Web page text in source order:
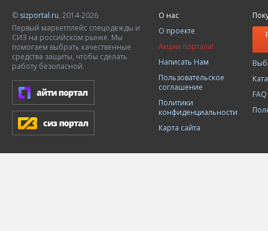
© sizportal.ru, 2014-2026
Первый маркетплейс спецодежды и
СИЗ на российском рынке. Мы
помогаем выбрать качественные
средства защиты, чтобы сделать
работу безопасной.
О нас
О проекте
Акции портала!
Написать Нам
Пользовательское
соглашение
Политики
конфиденциальности
Карта сайта
FAQ